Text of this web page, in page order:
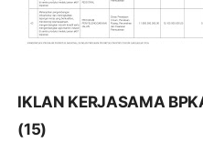
IKLAN KERJASAMA
(15)